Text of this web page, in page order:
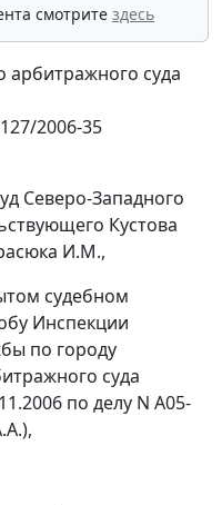
смотрите здесь
арбитражного суда
2006-35
Северо-Западного
Кустова
И.М.,
судебном
Инспекции
по городу
суда
по делу N А05-